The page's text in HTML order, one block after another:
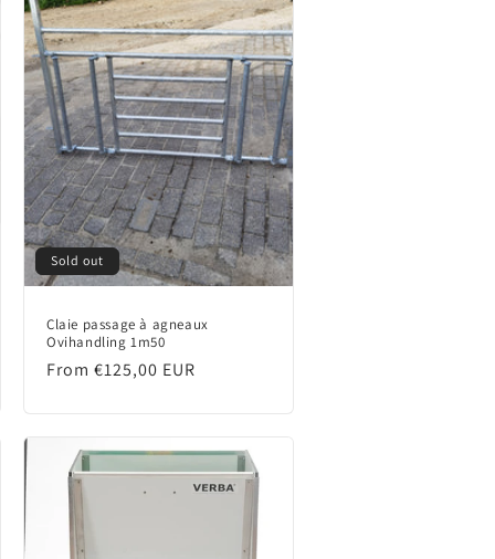
Sold out
Claie passage à agneaux
Ovihandling 1m50
Regular
From €125,00 EUR